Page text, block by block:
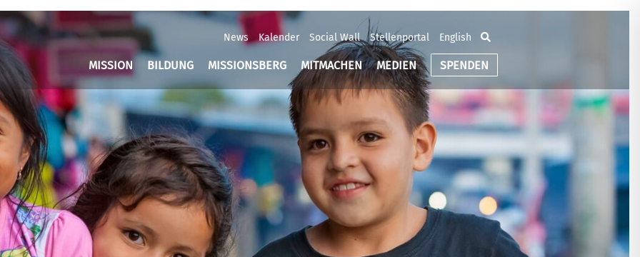
News Kalender Social Wall Stellenportal English
MISSION BILDUNG MISSIONSBERG MITMACHEN MEDIEN SPENDEN